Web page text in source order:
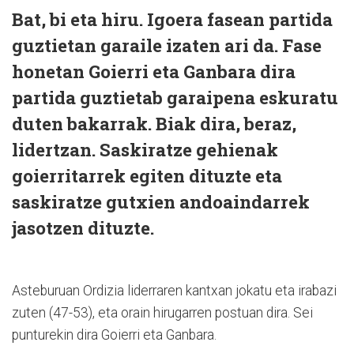
Bat, bi eta hiru. Igoera fasean partida
guztietan garaile izaten ari da. Fase
honetan Goierri eta Ganbara dira
partida guztietab garaipena eskuratu
duten bakarrak. Biak dira, beraz,
lidertzan. Saskiratze gehienak
goierritarrek egiten dituzte eta
saskiratze gutxien andoaindarrek
jasotzen dituzte.
Asteburuan Ordizia liderraren kantxan jokatu eta irabazi
zuten (47-53), eta orain hirugarren postuan dira. Sei
punturekin dira Goierri eta Ganbara.